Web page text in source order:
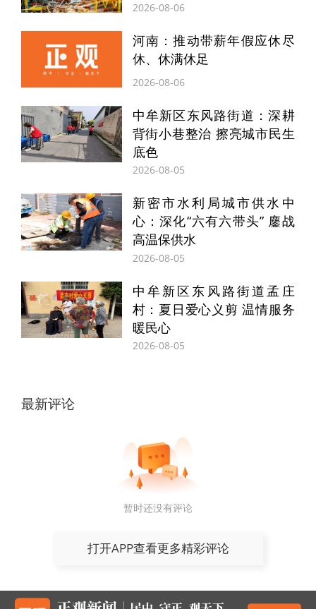
财税等9大类、涉及24个部门的43项增值服
务。
“刚入驻时还在发愁手续要跑多少部门，没想
到助企专员直接上门对接，证照办好后还送
上门，太省心了！”河南智谷水肥技术有限公
司负责人肖总的感慨，道出了改革带来的便
强功能：从“便捷审批”到“增值赋能”
赵雨点明了改革深意。中牟新区的涉企服务
驿站不仅是中转站，更通过“小牟帮办”“政务
服务直通车”等特色服务，让企业足不出园即
链条服务。
“我们随口提了句人才招聘难、职工子女入学
急，助企专员当场记下，第二天就帮我们对
接上了人社和教育部门负责同志。”肖总说，
“这种‘有求必应、未求先应’的服务，让外地
企业在中牟发展特别安心。”
2026-08-06
河南：推动带薪年假应休尽
休、休满休足
2026-08-06
中牟新区东风路街道：深耕
背街小巷整治 擦亮城市民生
底色
2026-08-05
新密市水利局城市供水中
心：深化“六有六带头” 鏖战
高温保供水
2026-08-05
中牟新区东风路街道孟庄
村：夏日爱心义剪 温情服务
暖民心
2026-08-05
最新评论
暂时还没有评论
打开APP查看更多精彩评论